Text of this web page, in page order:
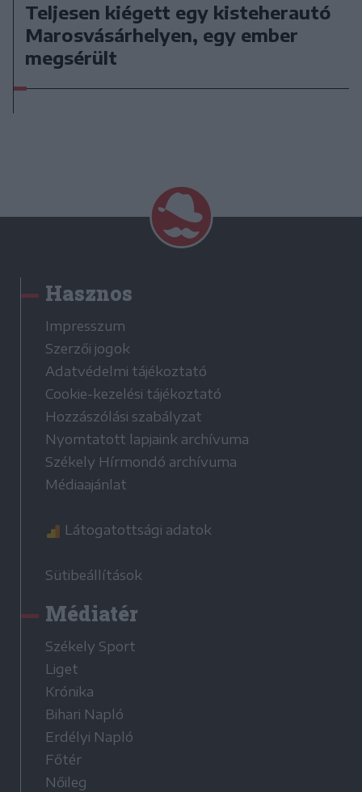
Teljesen kiégett egy kisteherautó
Marosvásárhelyen, egy ember
megsérült
Hasznos
Impresszum
Szerzői jogok
Adatvédelmi tájékoztató
Cookie-kezelési tájékoztató
Hozzászólási szabályzat
Nyomtatott lapjaink archívuma
Székely Hírmondó archívuma
Médiaajánlat
Látogatottsági adatok
Sütibeállítások
Médiatér
Székely Sport
Liget
Krónika
Bihari Napló
Erdélyi Napló
Főtér
Nőileg